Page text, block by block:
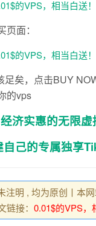
面：
矣，点击BUY
的vps
济实惠的无限
自己的专属独享
注明 , 均为原创丨本
接： 0.01$的VPS，